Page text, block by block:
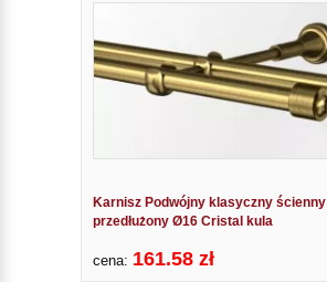
Karnisz Podwójny klasyczny ścienny
przedłużony Ø16 Cristal kula
cena: 161.58 zł